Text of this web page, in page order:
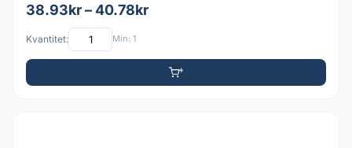
38.93kr – 40.78kr
Kvantitet: Min: 1